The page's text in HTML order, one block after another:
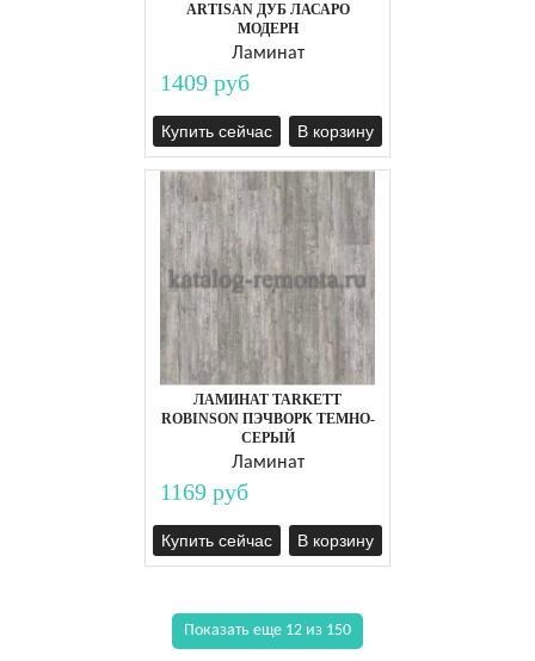
ARTISAN ДУБ ЛАСАРО
МОДЕРН
Ламинат
1409 руб
Купить сейчас В корзину
ЛАМИНАТ TARKETT
ROBINSON ПЭЧВОРК ТЕМНО-
СЕРЫЙ
Ламинат
1169 руб
Купить сейчас В корзину
Показать еще 12 из 150